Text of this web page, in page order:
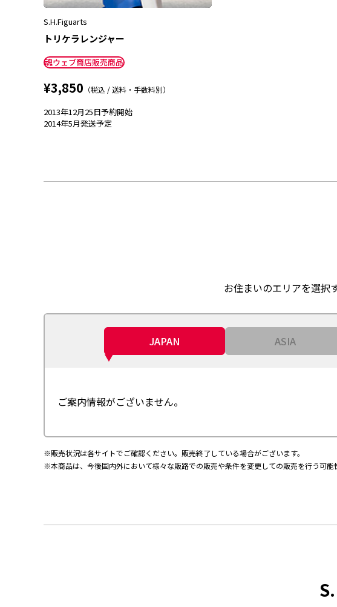
S.H.Figuarts
トリケラレンジャー
魂ウェブ商店販売商品
¥3,850 （税込 / 送料・手数料別）
2013年12月25日予約開始
2014年5月発送予定
お住まいのエリアを選択
JAPAN ASIA
ご案内情報がございません。
※販売状況は各サイトでご確認ください。販売終了している場合がございます。
※本商品は、今後国内外において様々な販路での販売や条件を変更しての販売を行う可能